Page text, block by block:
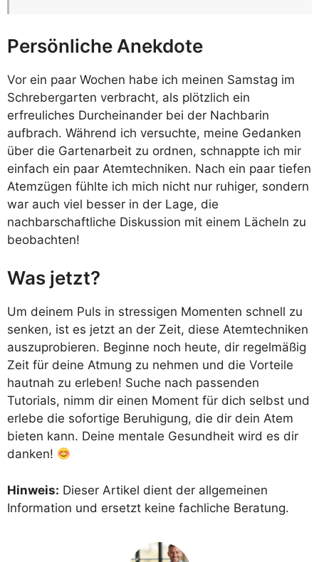
Persönliche Anekdote
Vor ein paar Wochen habe ich meinen Samstag im
Schrebergarten verbracht, als plötzlich ein
erfreuliches Durcheinander bei der Nachbarin
aufbrach. Während ich versuchte, meine Gedanken
über die Gartenarbeit zu ordnen, schnappte ich mir
einfach ein paar Atemtechniken. Nach ein paar tiefen
Atemzügen fühlte ich mich nicht nur ruhiger, sondern
war auch viel besser in der Lage, die
nachbarschaftliche Diskussion mit einem Lächeln zu
beobachten!
Was jetzt?
Um deinem Puls in stressigen Momenten schnell zu
senken, ist es jetzt an der Zeit, diese Atemtechniken
auszuprobieren. Beginne noch heute, dir regelmäßig
Zeit für deine Atmung zu nehmen und die Vorteile
hautnah zu erleben! Suche nach passenden
Tutorials, nimm dir einen Moment für dich selbst und
erlebe die sofortige Beruhigung, die dir dein Atem
bieten kann. Deine mentale Gesundheit wird es dir
danken!
Hinweis: Dieser Artikel dient der allgemeinen
Information und ersetzt keine fachliche Beratung.